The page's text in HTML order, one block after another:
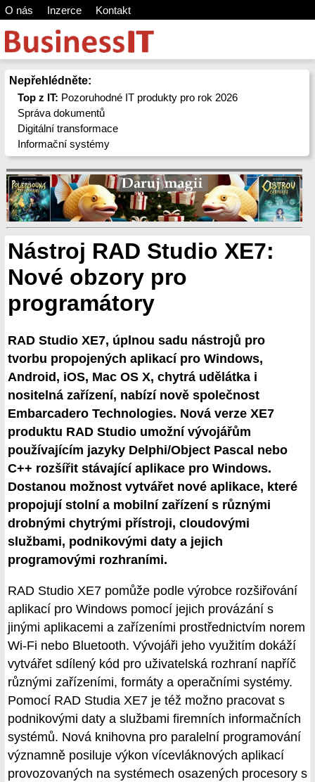
O nás Inzerce Kontakt
Nepřehlédněte:
Top z IT: Pozoruhodné IT produkty pro rok 2026
Správa dokumentů
Digitální transformace
Informační systémy
Nástroj RAD Studio XE7:
Nové obzory pro
programátory
RAD Studio XE7, úplnou sadu nástrojů pro
tvorbu propojených aplikací pro Windows,
Android, iOS, Mac OS X, chytrá udělátka i
nositelná zařízení, nabízí nově společnost
Embarcadero Technologies. Nová verze XE7
produktu RAD Studio umožní vývojářům
používajícím jazyky Delphi/Object Pascal nebo
C++ rozšířit stávající aplikace pro Windows.
Dostanou možnost vytvářet nové aplikace, které
propojují stolní a mobilní zařízení s různými
drobnými chytrými přístroji, cloudovými
službami, podnikovými daty a jejich
programovými rozhraními.
RAD Studio XE7 pomůže podle výrobce rozšiřování
aplikací pro Windows pomocí jejich provázání s
jinými aplikacemi a zařízeními prostřednictvím norem
Wi-Fi nebo Bluetooth. Vývojáři jeho využitím dokáží
vytvářet sdílený kód pro uživatelská rozhraní napříč
různými zařízeními, formáty a operačními systémy.
Pomocí RAD Studia XE7 je též možno pracovat s
podnikovými daty a službami firemních informačních
systémů. Nová knihovna pro paralelní programování
významně posiluje výkon vícevláknových aplikací
provozovaných na systémech osazených procesory s